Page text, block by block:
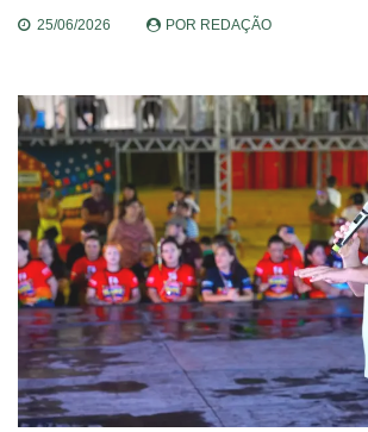
25/06/2026 POR REDAÇÃO